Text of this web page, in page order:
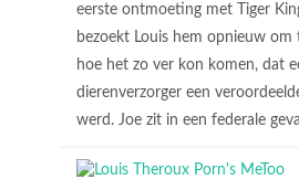
eerste ontmoeting met Tiger
bezoekt Louis hem opnieuw om
hoe het zo ver kon komen, dat
dierenverzorger een
werd. Joe zit in een federale